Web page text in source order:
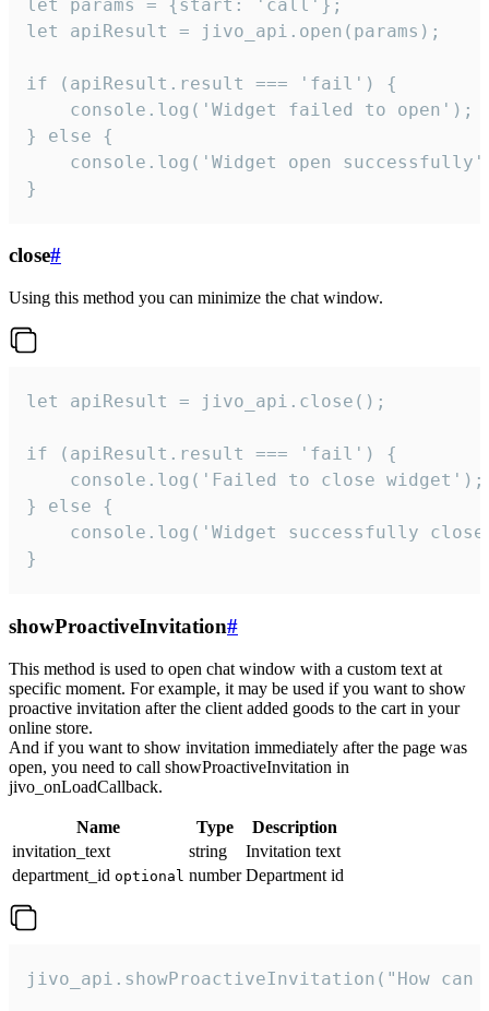
let params = {start: 'call'};
let apiResult = jivo_api.open(params);
if (apiResult.result === 'fail') {
    console.log('Widget failed to open');
} else {
console.log('Widget open
}
close#
Using this method you can minimize the chat window.
let apiResult = jivo_api.close();
if (apiResult.result === 'fail') {
    console.log('Failed to close widget');
} else {
console.log('Widget successfully
}
showProactiveInvitation#
This method is used to open chat window with a custom text at
specific moment. For example, it may be used if you want to show
proactive invitation after the client added goods to the cart in your
online store.
And if you want to show invitation immediately after the page was
open, you need to call showProactiveInvitation in
jivo_onLoadCallback.
Name Type
Description
invitation_text
string
Invitation text
department_id optional number Department id
jivo_api.showProactiveInvitation("How